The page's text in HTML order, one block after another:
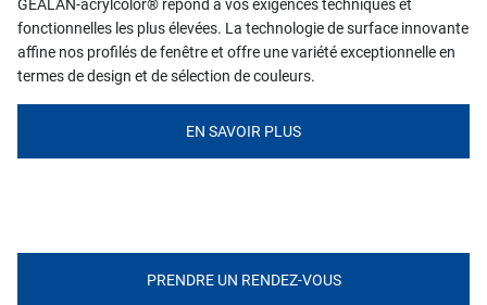
GEALAN-acrylcolor® répond à vos exigences techniques et
fonctionnelles les plus élevées. La technologie de surface innovante
affine nos profilés de fenêtre et offre une variété exceptionnelle en
termes de design et de sélection de couleurs.
EN SAVOIR PLUS
PRENDRE UN RENDEZ-VOUS